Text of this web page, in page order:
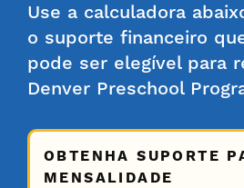
Use a calculadora
o suporte financeiro
pode ser elegível para
Denver Preschool
OBTENHA SUPORTE
MENSALIDADE